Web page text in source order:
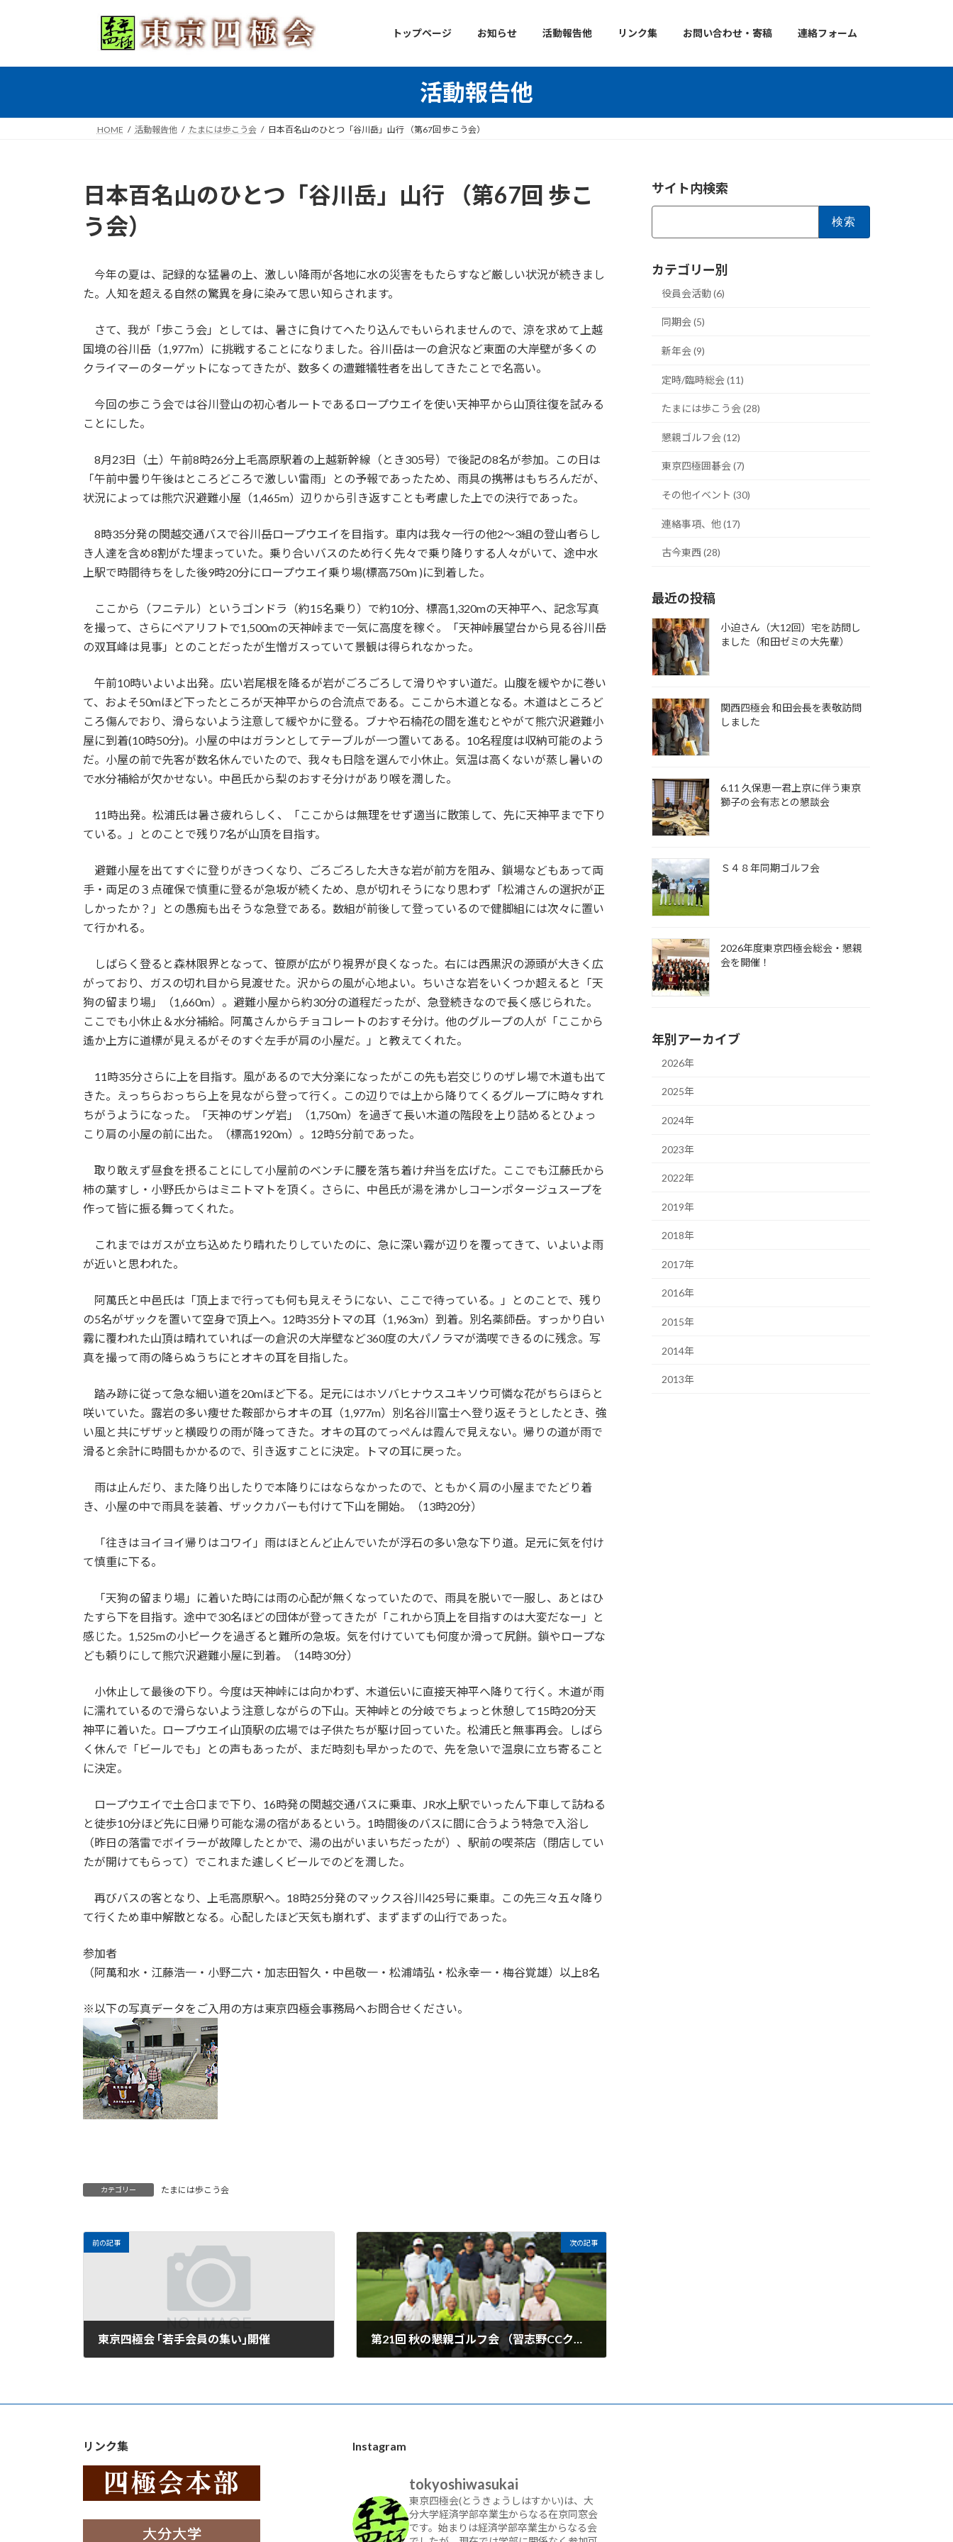
トップページ お知らせ 活動報告他 リンク集 お問い合わせ・寄稿 連絡フォーム
活動報告他
HOME 活動報告他 たまには歩こう会 日本百名山のひとつ「谷川岳」山行 （第67回 歩こう会）
日本百名山のひとつ「谷川岳」山行 （第67回 歩こ
う会）
今年の夏は、記録的な猛暑の上、激しい降雨が各地に水の災害をもたらすなど厳しい状況が続きまし
た。人知を超える自然の驚異を身に染みて思い知らされます。
さて、我が「歩こう会」としては、暑さに負けてへたり込んでもいられませんので、涼を求めて上越
国境の谷川岳（1,977m）に挑戦することになりました。谷川岳は一の倉沢など東面の大岸壁が多くの
クライマーのターゲットになってきたが、数多くの遭難犠牲者を出してきたことで名高い。
今回の歩こう会では谷川登山の初心者ルートであるロープウエイを使い天神平から山頂往復を試みる
ことにした。
8月23日（土）午前8時26分上毛高原駅着の上越新幹線（とき305号）で後記の8名が参加。この日は
「午前中曇り午後はところどころで激しい雷雨」との予報であったため、雨具の携帯はもちろんだが、
状況によっては熊穴沢避難小屋（1,465m）辺りから引き返すことも考慮した上での決行であった。
8時35分発の関越交通バスで谷川岳ロープウエイを目指す。車内は我々一行の他2～3組の登山者らし
き人達を含め8割がた埋まっていた。乗り合いバスのため行く先々で乗り降りする人々がいて、途中水
上駅で時間待ちをした後9時20分にロープウエイ乗り場(標高750m )に到着した。
ここから（フニテル）というゴンドラ（約15名乗り）で約10分、標高1,320mの天神平へ、記念写真
を撮って、さらにペアリフトで1,500mの天神峠まで一気に高度を稼ぐ。「天神峠展望台から見る谷川岳
の双耳峰は見事」とのことだったが生憎ガスっていて景観は得られなかった。
午前10時いよいよ出発。広い岩尾根を降るが岩がごろごろして滑りやすい道だ。山腹を緩やかに巻い
て、およそ50mほど下ったところが天神平からの合流点である。ここから木道となる。木道はところど
ころ傷んでおり、滑らないよう注意して緩やかに登る。ブナや石楠花の間を進むとやがて熊穴沢避難小
屋に到着(10時50分)。小屋の中はガランとしてテーブルが一つ置いてある。10名程度は収納可能のよう
だ。小屋の前で先客が数名休んでいたので、我々も日陰を選んで小休止。気温は高くないが蒸し暑いの
で水分補給が欠かせない。中邑氏から梨のおすそ分けがあり喉を潤した。
11時出発。松浦氏は暑さ疲れらしく、「ここからは無理をせず適当に散策して、先に天神平まで下り
ている。」とのことで残り7名が山頂を目指す。
避難小屋を出てすぐに登りがきつくなり、ごろごろした大きな岩が前方を阻み、鎖場などもあって両
手・両足の３点確保で慎重に登るが急坂が続くため、息が切れそうになり思わず「松浦さんの選択が正
しかったか？」との愚痴も出そうな急登である。数組が前後して登っているので健脚組には次々に置い
て行かれる。
しばらく登ると森林限界となって、笹原が広がり視界が良くなった。右には西黒沢の源頭が大きく広
がっており、ガスの切れ目から見渡せた。沢からの風が心地よい。ちいさな岩をいくつか超えると「天
狗の留まり場」（1,660m）。避難小屋から約30分の道程だったが、急登続きなので長く感じられた。
ここでも小休止＆水分補給。阿萬さんからチョコレートのおすそ分け。他のグループの人が「ここから
遙か上方に道標が見えるがそのすぐ左手が肩の小屋だ。」と教えてくれた。
11時35分さらに上を目指す。風があるので大分楽になったがこの先も岩交じりのザレ場で木道も出て
きた。えっちらおっちら上を見ながら登って行く。この辺りでは上から降りてくるグループに時々すれ
ちがうようになった。「天神のザンゲ岩」（1,750m）を過ぎて長い木道の階段を上り詰めるとひょっ
こり肩の小屋の前に出た。（標高1920m）。12時5分前であった。
取り敢えず昼食を摂ることにして小屋前のベンチに腰を落ち着け弁当を広げた。ここでも江藤氏から
柿の葉すし・小野氏からはミニトマトを頂く。さらに、中邑氏が湯を沸かしコーンポタージュスープを
作って皆に振る舞ってくれた。
これまではガスが立ち込めたり晴れたりしていたのに、急に深い霧が辺りを覆ってきて、いよいよ雨
が近いと思われた。
阿萬氏と中邑氏は「頂上まで行っても何も見えそうにない、ここで待っている。」とのことで、残り
の5名がザックを置いて空身で頂上へ。12時35分トマの耳（1,963m）到着。別名薬師岳。すっかり白い
霧に覆われた山頂は晴れていれば一の倉沢の大岸壁など360度の大パノラマが満喫できるのに残念。写
真を撮って雨の降らぬうちにとオキの耳を目指した。
踏み跡に従って急な細い道を20mほど下る。足元にはホソバヒナウスユキソウ可憐な花がちらほらと
咲いていた。露岩の多い痩せた鞍部からオキの耳（1,977m）別名谷川富士へ登り返そうとしたとき、強
い風と共にザザッと横殴りの雨が降ってきた。オキの耳のてっぺんは霞んで見えない。帰りの道が雨で
滑ると余計に時間もかかるので、引き返すことに決定。トマの耳に戻った。
雨は止んだり、また降り出したりで本降りにはならなかったので、ともかく肩の小屋までたどり着
き、小屋の中で雨具を装着、ザックカバーも付けて下山を開始。（13時20分）
「往きはヨイヨイ帰りはコワイ」雨はほとんど止んでいたが浮石の多い急な下り道。足元に気を付け
て慎重に下る。
「天狗の留まり場」に着いた時には雨の心配が無くなっていたので、雨具を脱いで一服し、あとはひ
たすら下を目指す。途中で30名ほどの団体が登ってきたが「これから頂上を目指すのは大変だなー」と
感じた。1,525mの小ピークを過ぎると難所の急坂。気を付けていても何度か滑って尻餅。鎖やロープな
ども頼りにして熊穴沢避難小屋に到着。（14時30分）
小休止して最後の下り。今度は天神峠には向かわず、木道伝いに直接天神平へ降りて行く。木道が雨
に濡れているので滑らないよう注意しながらの下山。天神峠との分岐でちょっと休憩して15時20分天
神平に着いた。ロープウエイ山頂駅の広場では子供たちが駆け回っていた。松浦氏と無事再会。しばら
く休んで「ビールでも」との声もあったが、まだ時刻も早かったので、先を急いで温泉に立ち寄ること
に決定。
ロープウエイで土合口まで下り、16時発の関越交通バスに乗車、JR水上駅でいったん下車して訪ねる
と徒歩10分ほど先に日帰り可能な湯の宿があるという。1時間後のバスに間に合うよう特急で入浴し
（昨日の落雷でボイラーが故障したとかで、湯の出がいまいちだったが）、駅前の喫茶店（閉店してい
たが開けてもらって）でこれまた遽しくビールでのどを潤した。
再びバスの客となり、上毛高原駅へ。18時25分発のマックス谷川425号に乗車。この先三々五々降り
て行くため車中解散となる。心配したほど天気も崩れず、まずまずの山行であった。
参加者
（阿萬和水・江藤浩一・小野二六・加志田智久・中邑敬一・松浦靖弘・松永幸一・梅谷覚雄）以上8名
※以下の写真データをご入用の方は東京四極会事務局へお問合せください。
カテゴリー たまには歩こう会
前の記事
東京四極会 ｢若手会員の集い｣開催
次の記事
サイト内検索
カテゴリー別
役員会活動 (6)
同期会 (5)
新年会 (9)
定時/臨時総会 (11)
たまには歩こう会 (28)
懇親ゴルフ会 (12)
東京四極囲碁会 (7)
その他イベント (30)
連絡事項、他 (17)
古今東西 (28)
最近の投稿
小迫さん（大12回）宅を訪問し
ました（和田ゼミの大先輩）
関西四極会 和田会長を表敬訪問
しました
6.11 久保恵一君上京に伴う東京
獅子の会有志との懇談会
Ｓ４８年同期ゴルフ会
2026年度東京四極会総会・懇親
会を開催！
年別アーカイブ
2026年
2025年
2024年
2023年
2022年
2019年
2018年
2017年
2016年
2015年
2014年
2013年
リンク集 Instagram
tokyoshiwasukai
東京四極会(とうきょうしはすかい)は、大
分大学経済学部卒業生からなる在京同窓会
です。始まりは経済学部卒業生からなる会